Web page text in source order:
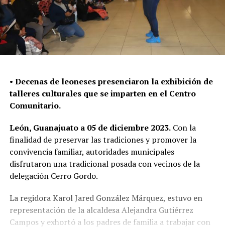
• Decenas de leoneses presenciaron la exhibición de
talleres culturales que se imparten en el Centro
Comunitario.
León, Guanajuato a 05 de diciembre 2023.Con la
finalidad de preservar las tradiciones y promover la
convivencia familiar, autoridades municipales
disfrutaron una tradicional posada con vecinos de la
delegación Cerro Gordo.
La regidora Karol Jared González Márquez, estuvo en
representación de la alcaldesa Alejandra Gutiérrez
Campos y exhortó a los padres de familia a trabajar con